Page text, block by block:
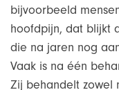
bijvoorbeeld
hoofdpijn, dat blijkt
die na jaren nog
Vaak is na één
Zij behandelt zowel